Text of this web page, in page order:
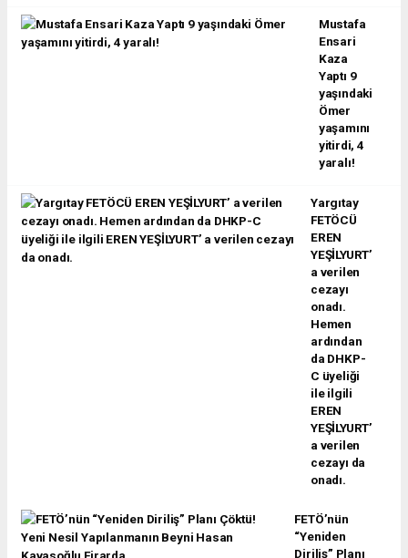
Mustafa
Ensari
Kaza
Yaptı 9
yaşındaki
Ömer
yaşamını
yitirdi, 4
yaralı!
Yargıtay
FETÖCÜ
EREN
YEŞİLYURT’
a verilen
cezayı
onadı.
Hemen
ardından
da DHKP-
C üyeliği
ile ilgili
EREN
YEŞİLYURT’
a verilen
cezayı da
onadı.
FETÖ’nün
“Yeniden
Diriliş” Planı